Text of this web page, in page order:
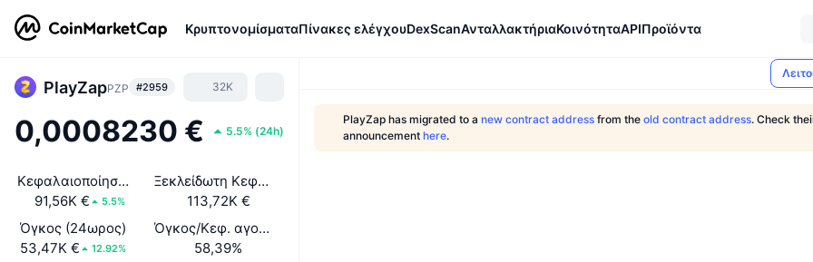
ΚρυπτονομίσματαΠίνακες ελέγχουDexScanΑνταλλακτήριαΚοινότηταAPIΠροϊόντα
PlayZapPZP #2959 32K
0,0008230 € 5.5% (24h)
Κεφαλαιοποίηση αγοράς
91,56K €
5.5%
Ξεκλείδωτη Κεφαλαιοποίηση Αγοράς
113,72K €
Όγκος (24ωρος)
53,47K €
12.92%
Όγκος/Κεφ. αγοράς (24ώ)
58,39%
PlayZap has migrated to a new contract address from the old contract address. Check
announcement here.